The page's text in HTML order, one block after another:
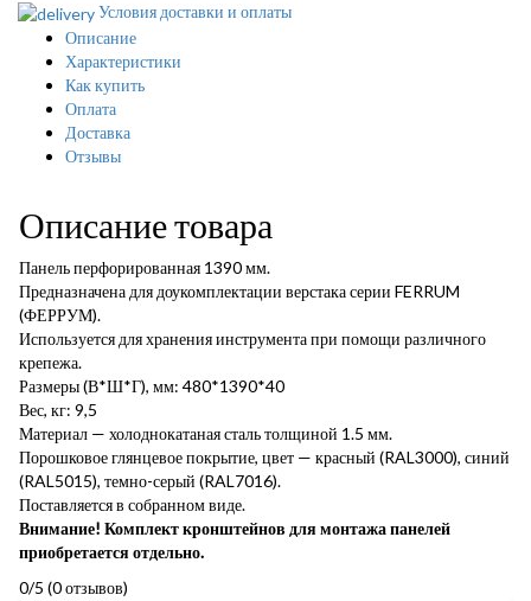
Условия доставки и оплаты
Описание
Характеристики
Как купить
Оплата
Доставка
Отзывы
Описание товара
Панель перфорированная 1390 мм.
Предназначена для доукомплектации верстака серии FERRUM
(ФЕРРУМ).
Используется для хранения инструмента при помощи различного
крепежа.
Размеры (В*Ш*Г), мм: 480*1390*40
Вес, кг: 9,5
Материал — холоднокатаная сталь толщиной 1.5 мм.
Порошковое глянцевое покрытие, цвет — красный (RAL3000), синий
(RAL5015), темно-серый (RAL7016).
Поставляется в собранном виде.
Внимание! Комплект кронштейнов для монтажа панелей
приобретается отдельно.
0/5 (0 отзывов)